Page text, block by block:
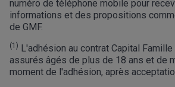
numéro de téléphone mobile pour
informations et des propositions
de GMF.
(1) L'adhésion au contrat Capital
assurés âgés de plus de 18 ans et de
moment de l'adhésion, après